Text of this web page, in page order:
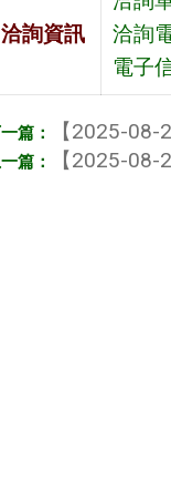
洽詢資訊
洽詢
電子
【2025-08-
【2025-08-